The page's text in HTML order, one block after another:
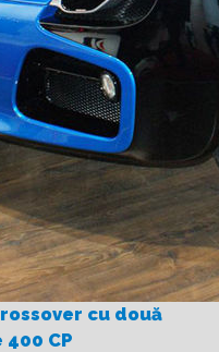
cu două
CP